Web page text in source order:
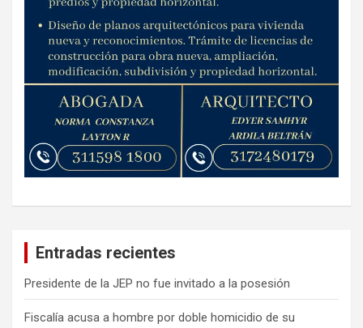
Entradas recientes
Presidente de la JEP no fue invitado a la posesión
Fiscalía acusa a hombre por doble homicidio de su